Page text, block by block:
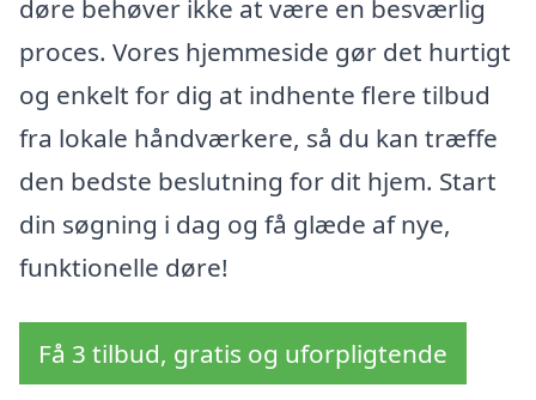
døre behøver ikke at være en besværlig
proces. Vores hjemmeside gør det hurtigt
og enkelt for dig at indhente flere tilbud
fra lokale håndværkere, så du kan træffe
den bedste beslutning for dit hjem. Start
din søgning i dag og få glæde af nye,
funktionelle døre!
Få 3 tilbud, gratis og uforpligtende